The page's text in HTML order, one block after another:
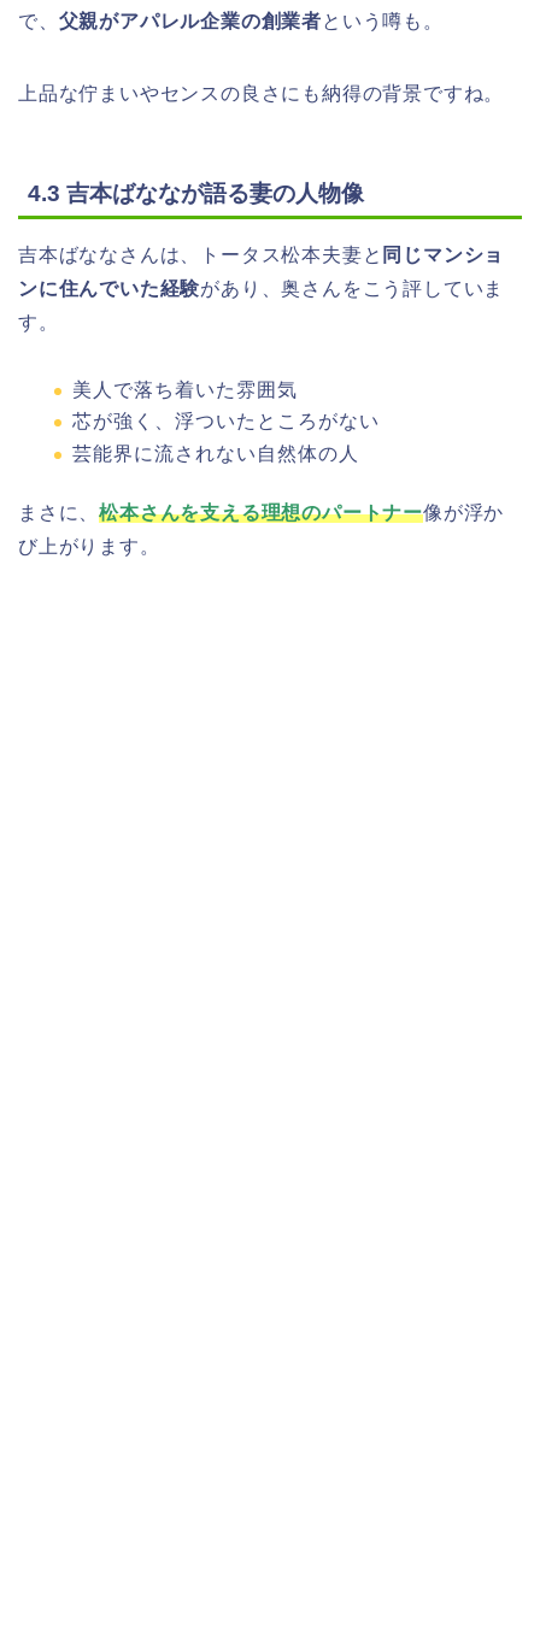
で、 父親がアパレル企業の創業者という噂も。
上品な佇まいやセンスの良さにも納得の背景ですね。
4.3 吉本ばななが語る妻の人物像
吉本ばななさんは、トータス松本夫妻と 同じマンショ
ンに住んでいた経験があり、奥さんをこう評していま
す。
美人で落ち着いた雰囲気
芯が強く、浮ついたところがない
芸能界に流されない自然体の人
まさに、松本さんを支える理想のパートナー像が浮か
び上がります。